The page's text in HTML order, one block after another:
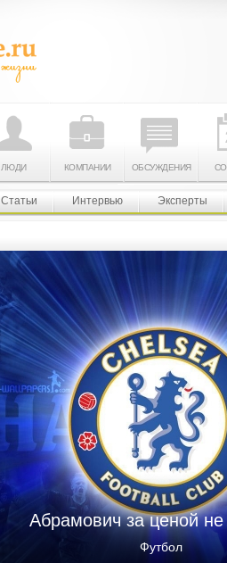
ЛЮДИ КОМПАНИИ ОБСУЖДЕНИЯ
Статьи Интервью Эксперты
Абрамович за ценой не
Футбол